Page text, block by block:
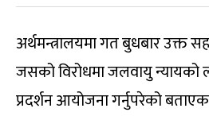
अर्थमन्त्रालयमा गत बुधबार उक्त
जसको विरोधमा जलवायु
प्रदर्शन आयोजना गर्नुपरेको